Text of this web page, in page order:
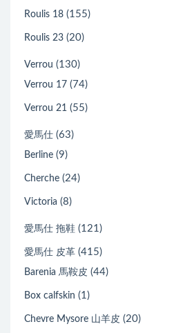
Roulis 18 (155)
Roulis 23 (20)
Verrou (130)
Verrou 17 (74)
Verrou 21 (55)
愛馬仕 (63)
Berline (9)
Cherche (24)
Victoria (8)
愛馬仕 拖鞋 (121)
愛馬仕 皮革 (415)
Barenia 馬鞍皮 (44)
Box calfskin (1)
Chevre Mysore 山羊皮 (20)